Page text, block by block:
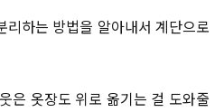
리하는 방법을 알아내서 계단으로
은 옷장도 위로 옮기는 걸 도와줄